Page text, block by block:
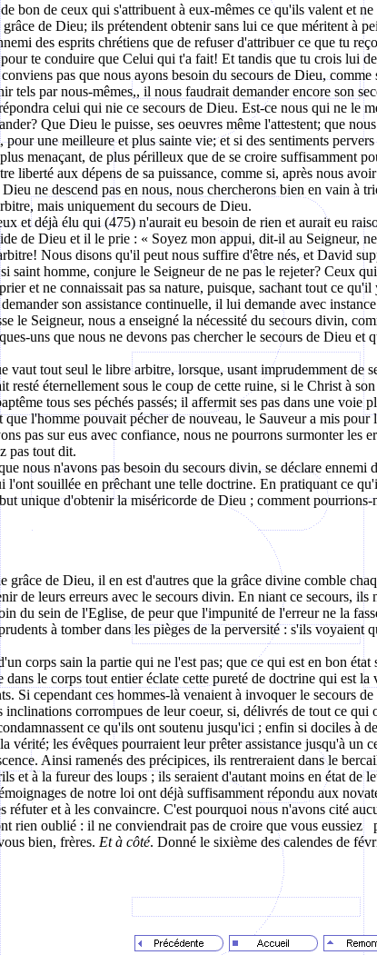
bon de ceux qui s'attribuent à eux-mêmes ce qu'ils valent et
de Dieu; ils prétendent obtenir sans lui ce que méritent à
des esprits chrétiens que de refuser d'attribuer ce que tu
te conduire que Celui qui t'a fait! Et tandis que tu crois lui
pas que nous ayons besoin du secours de Dieu,
tels par nous-mêmes,, il nous faudrait demander encore son
celui qui nie ce secours de Dieu. Est-ce nous qui ne le
Que Dieu le puisse, ses oeuvres même l'attestent; que
une meilleure et plus sainte vie; et si des sentiments
menaçant, de plus périlleux que de se croire suffisamment
liberté aux dépens de sa puissance, comme si, après nous
ne descend pas en nous, nous chercherons bien en vain à
mais uniquement du secours de Dieu.
et déjà élu qui (475) n'aurait eu besoin de rien et aurait eu
de Dieu et il le prie : « Soyez mon appui, dit-il au Seigneur,
Nous disons qu'il peut nous suffire d'être nés, et David
saint homme, conjure le Seigneur de ne pas le rejeter? Ceux
et ne connaissait pas sa nature, puisque, sachant tout ce
son assistance continuelle, il lui demande avec
le Seigneur, nous a enseigné la nécessité du secours divin,
uns que nous ne devons pas chercher le secours de Dieu
vaut tout seul le libre arbitre, lorsque, usant imprudemment
resté éternellement sous le coup de cette ruine, si le Christ à
tous ses péchés passés; il affermit ses pas dans une
que l'homme pouvait pécher de nouveau, le Sauveur a mis
pas sur eus avec confiance, nous ne pourrons surmonter les
pas tout dit.
nous n'avons pas besoin du secours divin, se déclare
souillée en prêchant une telle doctrine. En pratiquant ce
unique d'obtenir la miséricorde de Dieu ; comment
grâce de Dieu, il en est d'autres que la grâce divine comble
de leurs erreurs avec le secours divin. En niant ce secours,
du sein de l'Eglise, de peur que l'impunité de l'erreur ne la
à tomber dans les pièges de la perversité : s'ils
corps sain la partie qui ne l'est pas; que ce qui est en bon
le corps tout entier éclate cette pureté de doctrine qui est
Si cependant ces hommes-là venaient à invoquer le secours
corrompues de leur coeur, si, délivrés de tout ce
ce qu'ils ont soutenu jusqu'ici ; enfin si dociles à
vérité; les évêques pourraient leur prêter assistance jusqu'à
Ainsi ramenés des précipices, ils rentreraient dans le
et à la fureur des loups ; ils seraient d'autant moins en état
de notre loi ont déjà suffisamment répondu aux
réfuter et à les convaincre. C'est pourquoi nous n'avons cité
rien oublié : il ne conviendrait pas de croire que vous eussiez
bien, frères. Et à côté. Donné le sixième des calendes de